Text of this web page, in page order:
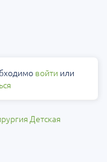
войти или
Детская